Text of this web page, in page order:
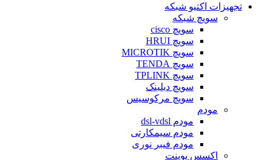
تجهیزات اکتیو شبکه
سویچ شبکه
سویچ cisco
سویچ HRUI
سویچ MICROTIK
سویچ TENDA
سویچ TPLINK
سویچ دیلینک
سویچ مرکوسیس
مودم
مودم dsl-vdsl
مودم سیمکارتی
مودم فیبر نوری
اکسس پوینت